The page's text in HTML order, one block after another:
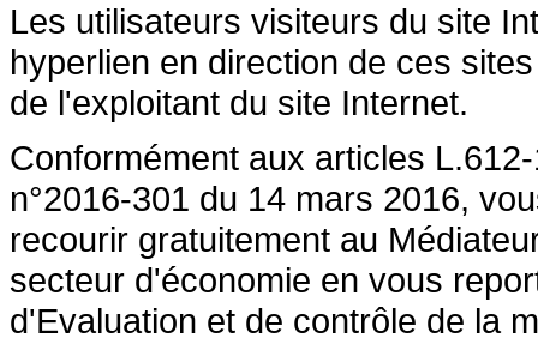
Les utilisateurs visiteurs du site
hyperlien en direction de ces
de l'exploitant du site Internet.
Conformément aux articles
n°2016-301 du 14 mars 2016,
recourir gratuitement au
secteur d'économie en vous
d'Evaluation et de contrôle de la